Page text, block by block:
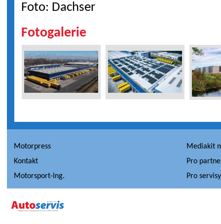
Foto: Dachser
Fotogalerie
Motorpress
Mediakit
Kontakt
Pro
Motorsport-Ing.
Pro servisy